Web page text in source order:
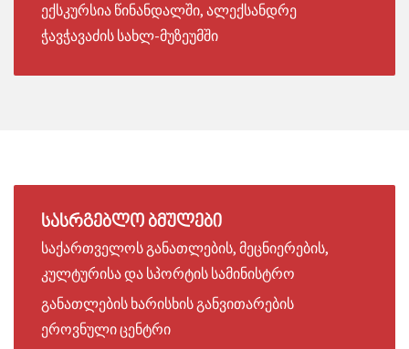
ექსკურსია წინანდალში, ალექსანდრე
ჭავჭავაძის სახლ-მუზეუმში
ᲡᲐᲡᲠᲒᲔᲑᲚᲝ ᲑᲛᲣᲚᲔᲑᲘ
საქართველოს განათლების, მეცნიერების,
კულტურისა და სპორტის სამინისტრო
განათლების ხარისხის განვითარების
ეროვნული ცენტრი